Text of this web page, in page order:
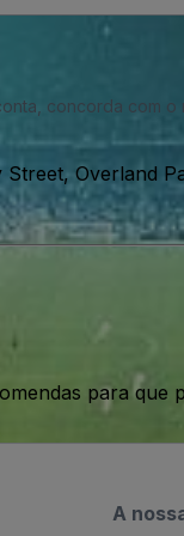
concorda com o
Overland
para
A